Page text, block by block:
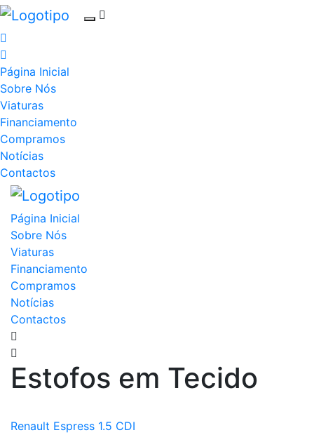
Página Inicial
Sobre Nós
Viaturas
Financiamento
Compramos
Notícias
Contactos
Página Inicial
Sobre Nós
Viaturas
Financiamento
Compramos
Notícias
Contactos
Estofos em Tecido
Renault Espress 1.5 CDI